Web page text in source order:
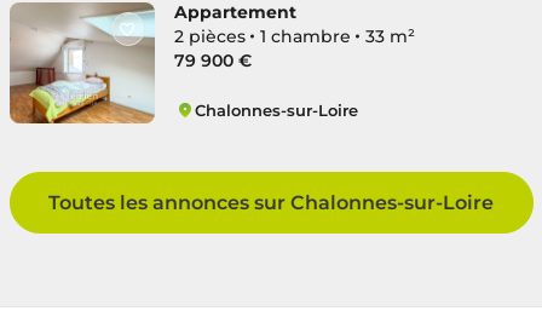
Appartement
2 pièces
1 chambre
33 m²
79 900 €
Chalonnes-sur-Loire
Toutes les annonces sur Chalonnes-sur-Loire